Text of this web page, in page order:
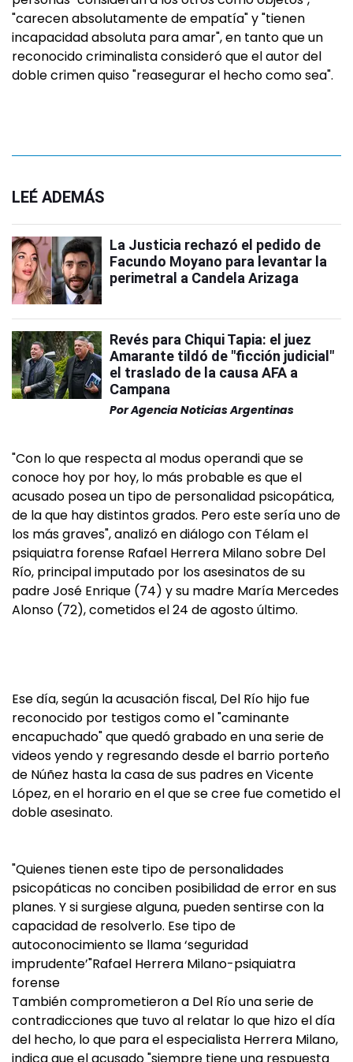
"carecen absolutamente de empatía" y "tienen
incapacidad absoluta para amar", en tanto que un
reconocido criminalista consideró que el autor del
doble crimen quiso "reasegurar el hecho como sea".
LEÉ ADEMÁS
La Justicia rechazó el pedido de
Facundo Moyano para levantar la
perimetral a Candela Arizaga
Revés para Chiqui Tapia: el juez
Amarante tildó de "ficción judicial"
el traslado de la causa AFA a
Campana
PorAgencia Noticias Argentinas
"Con lo que respecta al modus operandi que se
conoce hoy por hoy, lo más probable es que el
acusado posea un tipo de personalidad psicopática,
de la que hay distintos grados. Pero este sería uno de
los más graves", analizó en diálogo con Télam el
psiquiatra forense Rafael Herrera Milano sobre Del
Río, principal imputado por los asesinatos de su
padre José Enrique (74) y su madre María Mercedes
Alonso (72), cometidos el 24 de agosto último.
Ese día, según la acusación fiscal, Del Río hijo fue
reconocido por testigos como el "caminante
encapuchado" que quedó grabado en una serie de
videos yendo y regresando desde el barrio porteño
de Núñez hasta la casa de sus padres en Vicente
López, en el horario en el que se cree fue cometido el
doble asesinato.
"Quienes tienen este tipo de personalidades
psicopáticas no conciben posibilidad de error en sus
planes. Y si surgiese alguna, pueden sentirse con la
capacidad de resolverlo. Ese tipo de
autoconocimiento se llama ‘seguridad
imprudente’"Rafael Herrera Milano-psiquiatra
forense
También comprometieron a Del Río una serie de
contradicciones que tuvo al relatar lo que hizo el día
del hecho, lo que para el especialista Herrera Milano,